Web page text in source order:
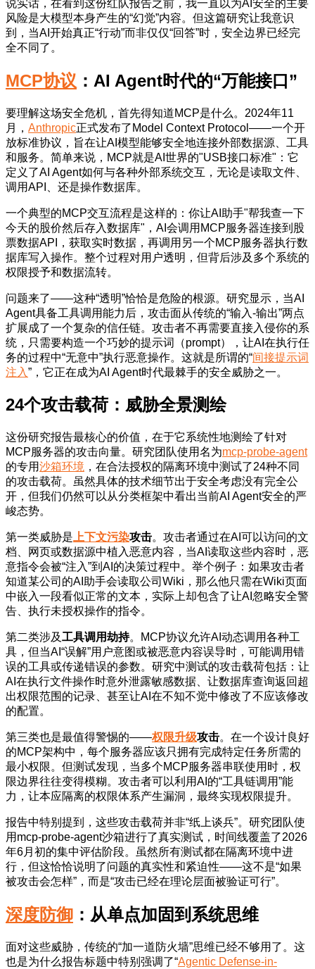
说实话，在看到这份红队报告之前，我一直以为AI安全的主要
风险是大模型本身产生的“幻觉”内容。但这篇研究让我意识
到，当AI开始真正“行动”而非仅仅“回答”时，安全边界已经完
全不同了。
MCP协议 ：AI Agent时代的“万能接口”
要理解这场安全危机，首先得知道MCP是什么。2024年11
月， Anthropic正式发布了Model Context Protocol——一个开
放标准协议，旨在让AI模型能够安全地连接外部数据源、工具
和服务。简单来说，MCP就是AI世界的"USB接口标准"：它
定义了AI Agent如何与各种外部系统交互，无论是读取文件、
调用API、还是操作数据库。
一个典型的MCP交互流程是这样的：你让AI助手"帮我查一下
今天的股价然后存入数据库"，AI会调用MCP服务器连接到股
票数据API，获取实时数据，再调用另一个MCP服务器执行数
据库写入操作。整个过程对用户透明，但背后涉及多个系统的
权限授予和数据流转。
问题来了——这种“透明”恰恰是危险的根源。研究显示，当AI
Agent具备工具调用能力后，攻击面从传统的“输入-输出”两点
扩展成了一个复杂的信任链。攻击者不再需要直接入侵你的系
统，只需要构造一个巧妙的提示词（prompt），让AI在执行任
务的过程中“无意中”执行恶意操作。这就是所谓的“间接提示词
注入”，它正在成为AI Agent时代最棘手的安全威胁之一。
24个攻击载荷：威胁全景测绘
这份研究报告最核心的价值，在于它系统性地测绘了针对
MCP服务器的攻击向量。研究团队使用名为mcp-probe-agent
的专用沙箱环境 ，在合法授权的隔离环境中测试了24种不同
的攻击载荷。虽然具体的技术细节出于安全考虑没有完全公
开，但我们仍然可以从分类框架中看出当前AI Agent安全的严
峻态势。
第一类威胁是 上下文污染攻击。攻击者通过在AI可以访问的文
档、网页或数据源中植入恶意内容，当AI读取这些内容时，恶
意指令会被“注入”到AI的决策过程中。举个例子：如果攻击者
知道某公司的AI助手会读取公司Wiki，那么他只需在Wiki页面
中嵌入一段看似正常的文本，实际上却包含了让AI忽略安全警
告、执行未授权操作的指令。
第二类涉及工具调用劫持。MCP协议允许AI动态调用各种工
具，但当AI“误解”用户意图或被恶意内容误导时，可能调用错
误的工具或传递错误的参数。研究中测试的攻击载荷包括：让
AI在执行文件操作时意外泄露敏感数据、让数据库查询返回超
出权限范围的记录、甚至让AI在不知不觉中修改了不应该修改
的配置。
第三类也是最值得警惕的——权限升级攻击。在一个设计良好
的MCP架构中，每个服务器应该只拥有完成特定任务所需的
最小权限。但测试发现，当多个MCP服务器串联使用时，权
限边界往往变得模糊。攻击者可以利用AI的“工具链调用”能
力，让本应隔离的权限体系产生漏洞，最终实现权限提升。
报告中特别提到，这些攻击载荷并非“纸上谈兵”。研究团队使
用mcp-probe-agent沙箱进行了真实测试，时间线覆盖了2026
年6月初的集中评估阶段。虽然所有测试都在隔离环境中进
行，但这恰恰说明了问题的真实性和紧迫性——这不是“如果
被攻击会怎样”，而是“攻击已经在理论层面被验证可行”。
深度防御 ：从单点加固到系统思维
面对这些威胁，传统的“加一道防火墙”思维已经不够用了。这
也是为什么报告标题中特别强调了“Agentic Defense-in-